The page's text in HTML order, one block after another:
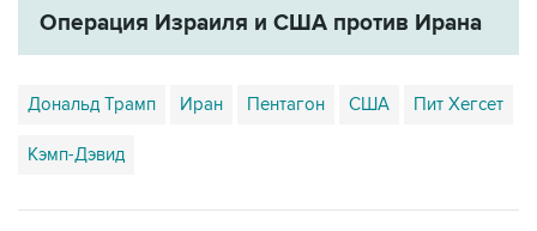
Операция Израиля и США против Ирана
Дональд Трамп Иран Пентагон США Пит Хегсет
Кэмп-Дэвид